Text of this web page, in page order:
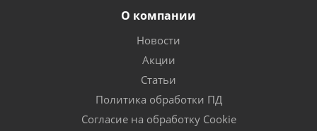
О компании
Новости
Акции
Статьи
Политика обработки ПД
Согласие на обработку Cookie